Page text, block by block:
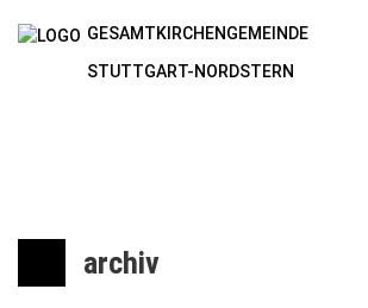
GESAMTKIRCHENGEMEINDE
STUTTGART-NORDSTERN
archiv